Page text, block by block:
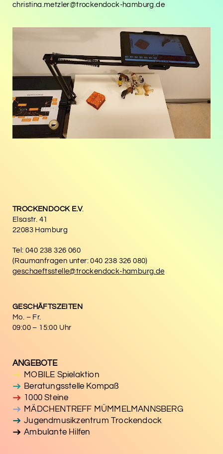
christina.metzler@trockendock-hamburg.de
TROCKENDOCK E.V.
Elsastr. 41
22083 Hamburg
Tel: 040 238 326 060
(Raumanfragen unter: 040 238 326 080)
geschaeftsstelle@trockendock-hamburg.de
GESCHÄFTSZEITEN
Mo. – Fr.
09:00 – 15:00 Uhr
ANGEBOTE
MOBILE Spielaktion
Beratungsstelle Kompaß
1000 Steine
MÄDCHENTREFF MÜMMELMANNSBERG
Jugendmusikzentrum Trockendock
Ambulante Hilfen